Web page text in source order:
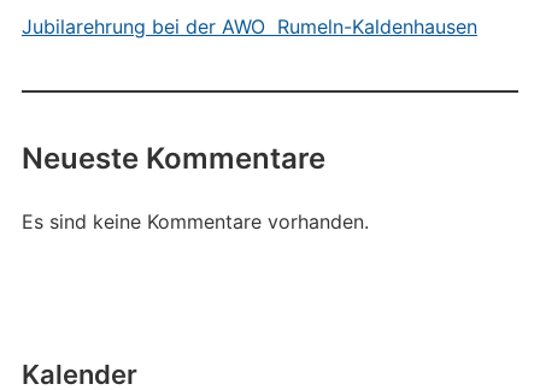
Jubilarehrung bei der AWO Rumeln-Kaldenhausen
Neueste Kommentare
Es sind keine Kommentare vorhanden.
Kalender